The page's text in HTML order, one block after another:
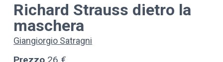
Richard Strauss dietro la
maschera
Giangiorgio Satragni
Prezzo 26 €